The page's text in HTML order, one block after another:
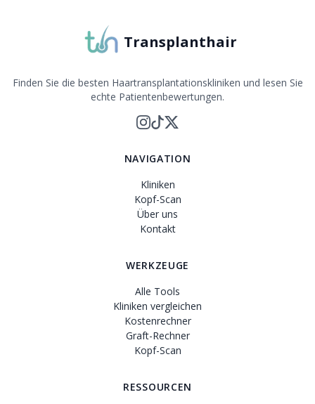
Transplanthair
Finden Sie die besten Haartransplantationskliniken und lesen Sie
echte Patientenbewertungen.
NAVIGATION
Kliniken
Kopf-Scan
Über uns
Kontakt
WERKZEUGE
Alle Tools
Kliniken vergleichen
Kostenrechner
Graft-Rechner
Kopf-Scan
RESSOURCEN